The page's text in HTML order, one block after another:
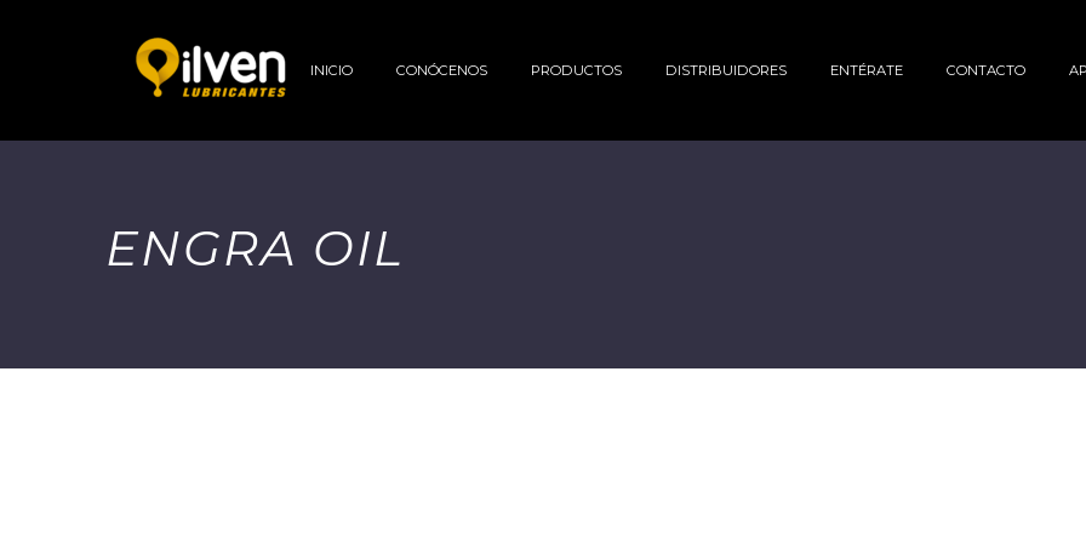
INICIO CONÓCENOS PRODUCTOS DISTRIBUIDORES ENTÉRATE CONTACTO
ENGRA OIL